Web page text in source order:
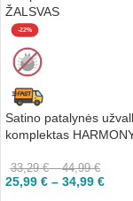
-22%
Satino patalynės
komplektas
33,29€–44,99€
25,99 € – 34,99 €